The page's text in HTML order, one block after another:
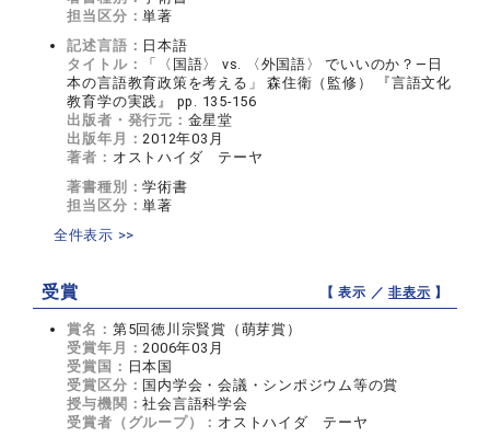
担当区分：単著
記述言語： 日本語
タイトル：
「〈国語〉 vs. 〈外国語〉 でいいのか？―日
本の言語教育政策を考える」 森住衛（監修） 『言語文化
教育学の実践』 pp. 135-156
出版者・発行元： 金星堂
出版年月：2012年03月
著者： オストハイダ テーヤ
著書種別：学術書
担当区分：単著
全件表示 >>
受賞 【 表示 ／非表示 】
賞名： 第5回徳川宗賢賞（萌芽賞）
受賞年月：2006年03月
受賞国： 日本国
受賞区分： 国内学会・会議・シンポジウム等の賞
授与機関：社会言語科学会
受賞者（グループ）： オストハイダ テーヤ